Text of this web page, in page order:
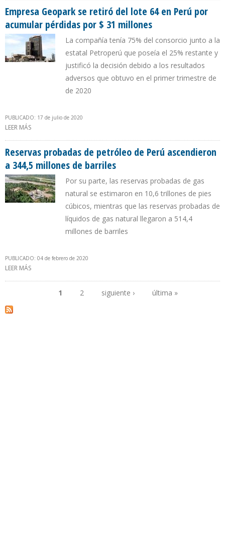
Empresa Geopark se retiró del lote 64 en Perú por
acumular pérdidas por $ 31 millones
La compañía tenía 75% del consorcio junto a la
estatal Petroperú que poseía el 25% restante y
justificó la decisión debido a los resultados
adversos que obtuvo en el primer trimestre de
de 2020
PUBLICADO: 17 de julio de 2020
LEER MÁS
Reservas probadas de petróleo de Perú ascendieron
a 344,5 millones de barriles
Por su parte, las reservas probadas de gas
natural se estimaron en 10,6 trillones de pies
cúbicos, mientras que las reservas probadas de
líquidos de gas natural llegaron a 514,4
millones de barriles
PUBLICADO: 04 de febrero de 2020
LEER MÁS
Páginas
1 2 siguiente › última »